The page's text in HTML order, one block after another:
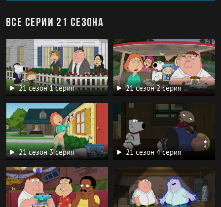
Все серии 21 сезона
21 сезон 1 серия 21 сезон 2 серия
21 сезон 3 серия 21 сезон 4 серия